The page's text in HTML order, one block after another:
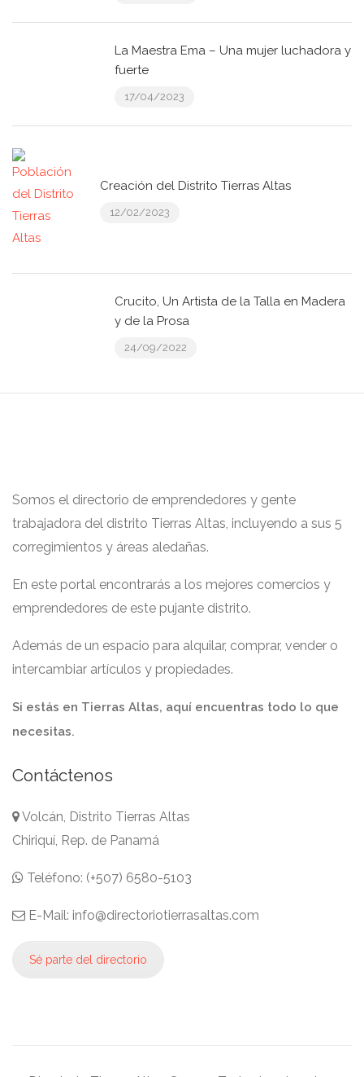
La Maestra Ema – Una mujer luchadora y
fuerte
17/04/2023
Creación del Distrito Tierras Altas
12/02/2023
Crucito, Un Artista de la Talla en Madera
y de la Prosa
24/09/2022
Somos el directorio de emprendedores y gente
trabajadora del distrito Tierras Altas, incluyendo a sus 5
corregimientos y áreas aledañas.
En este portal encontrarás a los mejores comercios y
emprendedores de este pujante distrito.
Además de un espacio para alquilar, comprar, vender o
intercambiar artículos y propiedades.
Si estás en Tierras Altas, aquí encuentras todo lo que
necesitas.
Contáctenos
Volcán, Distrito Tierras Altas
Chiriquí, Rep. de Panamá
Teléfono: (+507) 6580-5103
E-Mail: info@directoriotierrasaltas.com
Sé parte del directorio